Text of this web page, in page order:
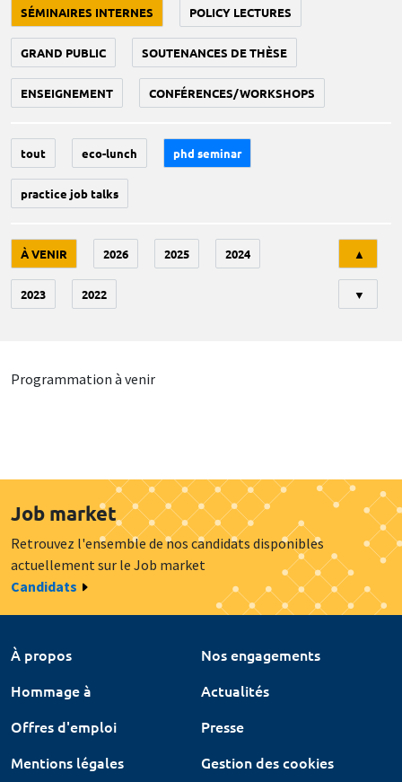
SÉMINAIRES INTERNES POLICY LECTURES
GRAND PUBLIC SOUTENANCES DE THÈSE
ENSEIGNEMENT CONFÉRENCES/WORKSHOPS
tout eco-lunch phd seminar
practice job talks
À VENIR 2026 2025 2024
2023 2022
▲
▼
Programmation à venir
Job market
Retrouvez l'ensemble de nos candidats disponibles
actuellement sur le Job market
Candidats
À propos
Nos engagements
Hommage à
Actualités
Offres d'emploi
Presse
Mentions légales
Gestion des cookies